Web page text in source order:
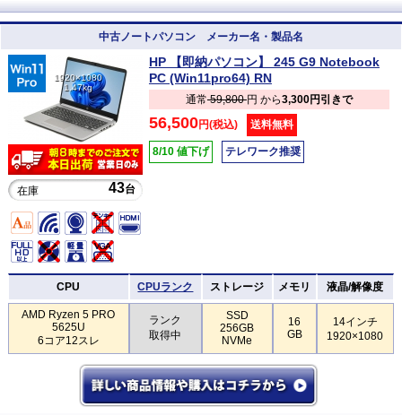
中古ノートパソコン メーカー名・製品名
1920×1080
1.47kg
在庫 43台
HP 【即納パソコン】 245 G9 Notebook
PC (Win11pro64) RN
通常59,800円 から3,300円引きで
56,500円(税込) 送料無料
8/10 値下げ テレワーク推奨
CPU CPUランク ストレージ メモリ 液晶/解像度
AMD Ryzen 5 PRO
5625U
6コア12スレ
ランク
取得中
SSD
256GB
NVMe
16
GB
14インチ
1920×1080